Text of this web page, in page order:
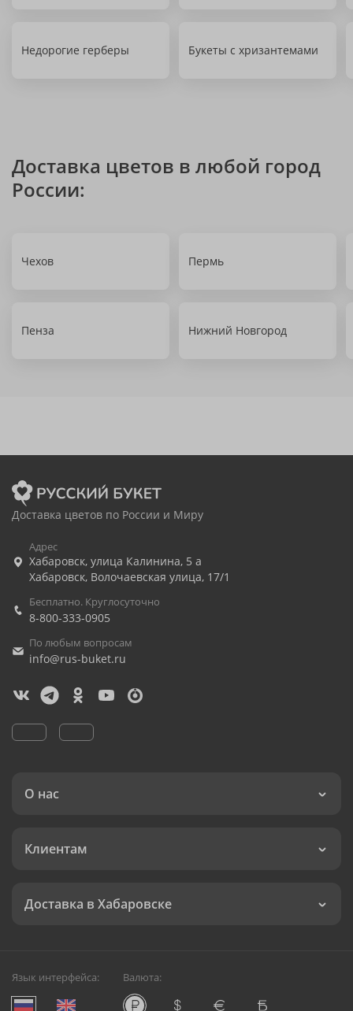
Недорогие герберы Букеты с хризантемами
Доставка цветов в любой город
России:
Чехов Пермь
Пенза Нижний Новгород
Доставка цветов по России и Миру
Адрес
Хабаровск, улица Калинина, 5 а
Хабаровск, Волочаевская улица, 17/1
Бесплатно. Круглосуточно
8-800-333-0905
По любым вопросам
info@rus-buket.ru
О нас
Клиентам
Доставка в Хабаровске
Язык интерфейса: Валюта: